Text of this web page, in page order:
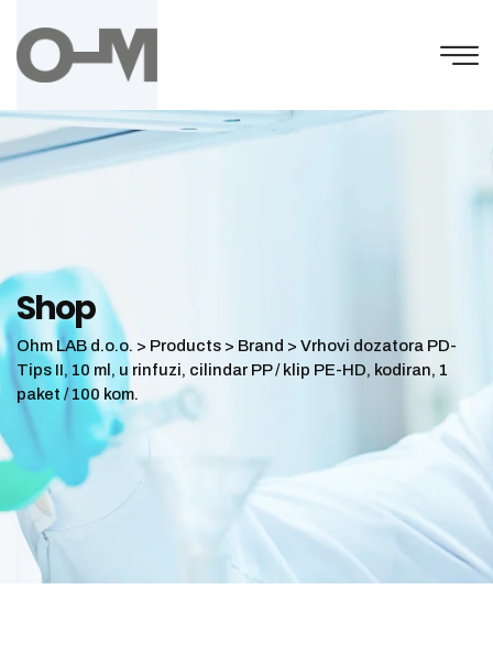
content
Shop
Ohm LAB d.o.o. > Products > Brand > Vrhovi dozatora PD-
Tips II, 10 ml, u rinfuzi, cilindar PP / klip PE-HD, kodiran, 1
paket / 100 kom.